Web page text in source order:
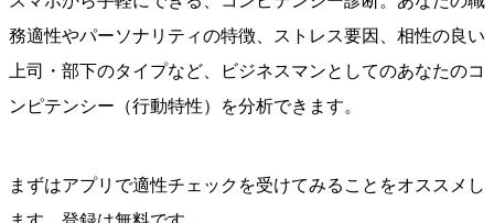
務適性やパーソナリティの特徴、ストレス要因、相性の良い
上司・部下のタイプなど、ビジネスマンとしてのあなたのコ
ンピテンシー（行動特性）を分析できます。
まずはアプリで適性チェックを受けてみることをオススメし